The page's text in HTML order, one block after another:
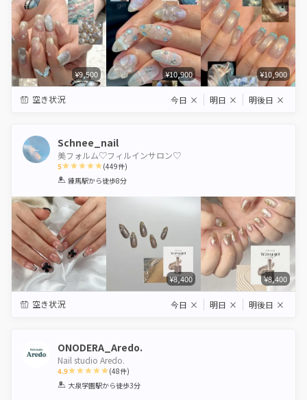
¥9,500 ¥10,900 ¥10,900
空き状況 今日 × 明日 × 明後日 ×
Schnee_nail
美フォルム♡フィルインサロン♡
5
1 2 3 4 5
(449件)
練馬駅から徒歩8分
¥8,400 ¥8,400
空き状況 今日 × 明日 × 明後日 ×
ONODERA_Aredo.
Nail studio Aredo.
4.9
1 2 3 4 5
(48件)
大泉学園駅から徒歩3分